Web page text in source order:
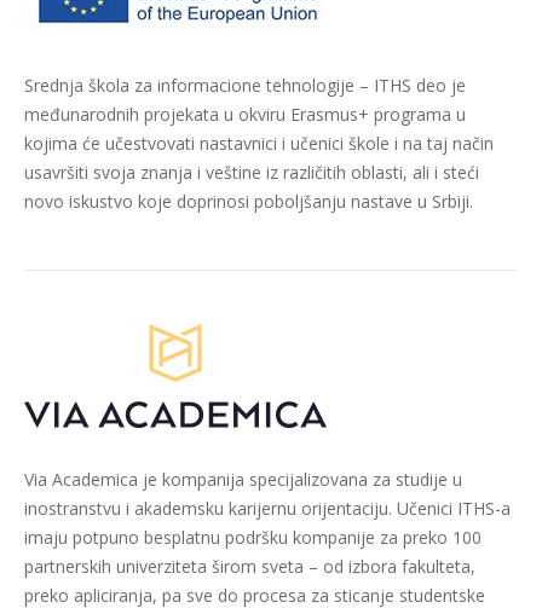
Srednja škola za informacione tehnologije – ITHS deo je
međunarodnih projekata u okviru Erasmus+ programa u
kojima će učestvovati nastavnici i učenici škole i na taj način
usavršiti svoja znanja i veštine iz različitih oblasti, ali i steći
novo iskustvo koje doprinosi poboljšanju nastave u Srbiji.
Via Academica je kompanija specijalizovana za studije u
inostranstvu i akademsku karijernu orijentaciju. Učenici ITHS-a
imaju potpuno besplatnu podršku kompanije za preko 100
partnerskih univerziteta širom sveta – od izbora fakulteta,
preko apliciranja, pa sve do procesa za sticanje studentske